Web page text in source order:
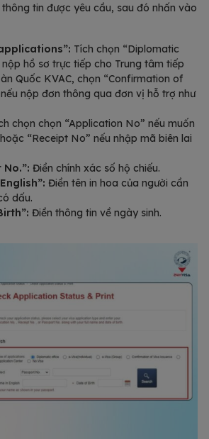
tin được yêu cầu, sau đó nhấn vào
Tích chọn “Diplomatic
hồ sơ trực tiếp cho Trung tâm tiếp
Quốc KVAC, chọn “Confirmation of
nộp đơn thông qua đơn vị hỗ trợ như
chọn chọn “Application No” nếu muốn
“Receipt No” nếu nhập mã biên lai
No.”: Điền chính xác số hộ chiếu.
Điền tên in hoa của người cần
dấu.
Điền thông tin về ngày sinh.